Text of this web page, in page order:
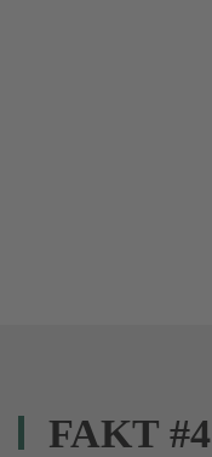
FAKT #4